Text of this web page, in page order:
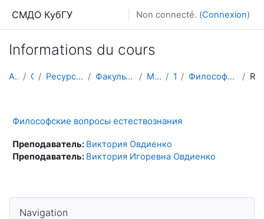
СМДО КубГУ Non connecté. (Connexion)
Informations du cours
Accueil Cours Ресурсы подразделений КубГУ Факультет Физико-технический Магистратура 1 курс Философские вопросы естествознания Résumé
Философские вопросы естествознания
Преподаватель: Виктория Овдиенко
Преподаватель: Виктория Игоревна Овдиенко
Navigation